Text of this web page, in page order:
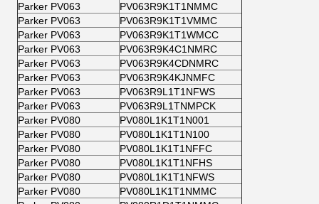
Parker PV063
PV063R9K1T1NMMC
Parker PV063
PV063R9K1T1VMMC
Parker PV063
PV063R9K1T1WMCC
Parker PV063
PV063R9K4C1NMRC
Parker PV063
PV063R9K4CDNMRC
Parker PV063
PV063R9K4KJNMFC
Parker PV063
PV063R9L1T1NFWS
Parker PV063
PV063R9L1TNMPCK
Parker PV080
PV080L1K1T1N001
Parker PV080
PV080L1K1T1N100
Parker PV080
PV080L1K1T1NFFC
Parker PV080
PV080L1K1T1NFHS
Parker PV080
PV080L1K1T1NFWS
Parker PV080
PV080L1K1T1NMMC